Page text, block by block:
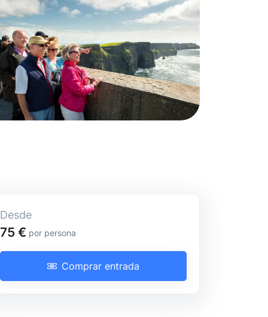
Desde
75 € por persona
Comprar entrada